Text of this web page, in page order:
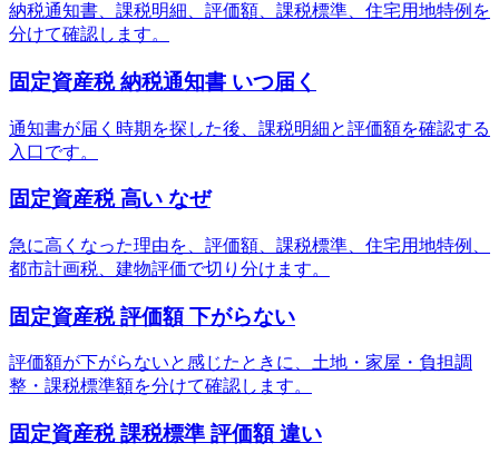
納税通知書、課税明細、評価額、課税標準、住宅用地特例を
分けて確認します。
固定資産税 納税通知書 いつ届く
通知書が届く時期を探した後、課税明細と評価額を確認する
入口です。
固定資産税 高い なぜ
急に高くなった理由を、評価額、課税標準、住宅用地特例、
都市計画税、建物評価で切り分けます。
固定資産税 評価額 下がらない
評価額が下がらないと感じたときに、土地・家屋・負担調
整・課税標準額を分けて確認します。
固定資産税 課税標準 評価額 違い